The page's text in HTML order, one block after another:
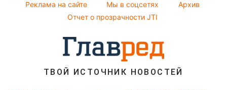
Новости Черкассы
Новости Днепра
Новости Ровно
Новости Тернополя
Новости Запорожья
Реклама на сайте
Мы в соцсетях
Архив
Отчет о прозрачности JTI
ТВОЙ ИСТОЧНИК НОВОСТЕЙ